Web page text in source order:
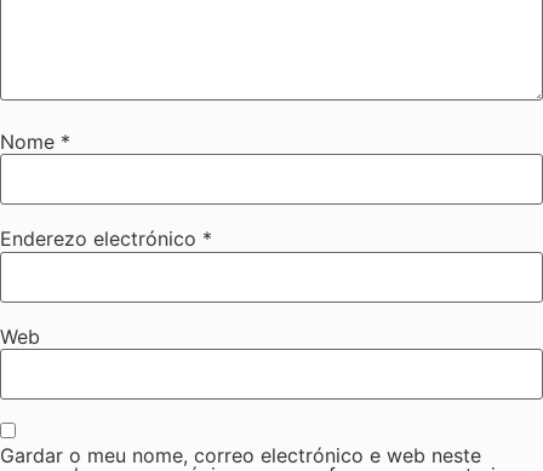
Nome *
Enderezo electrónico *
Web
Gardar o meu nome, correo electrónico e web neste